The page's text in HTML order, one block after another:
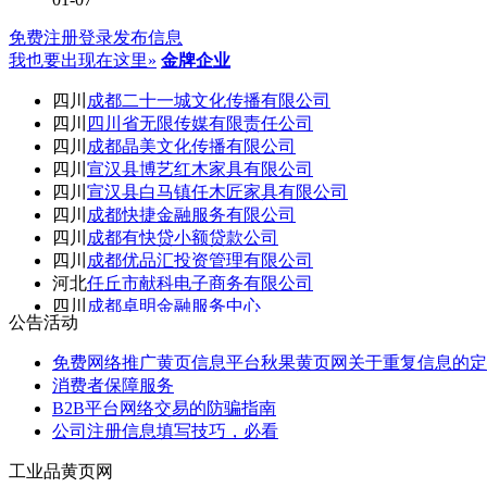
免费注册登录发布信息
我也要出现在这里» 金牌企业
四川
成都二十一城文化传播有限公司
四川
四川省无限传媒有限责任公司
四川
成都晶美文化传播有限公司
四川 宣汉县博艺红木家具有限公司
四川 宣汉县白马镇任木匠家具有限公司
四川
成都快捷金融服务有限公司
四川
成都有快贷小额贷款公司
四川
成都优品汇投资管理有限公司
河北任丘市献科电子商务有限公司
四川
成都卓明金融服务中心
公告活动
免费网络推广黄页信息平台秋果黄页网关于重复信息的
消费者保障服务
B2B平台网络交易的防骗指南
公司注册信息填写技巧，必看
工业品黄页网